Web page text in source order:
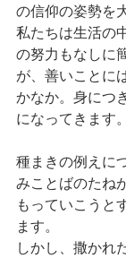
の信仰の姿勢を
私たちは生活の
の努力もなしに
が、善いことに
かなか。身につ
になってきます。
種まきの例えに
みことばのたね
もっていこうと
ます。
しかし、撒かれ